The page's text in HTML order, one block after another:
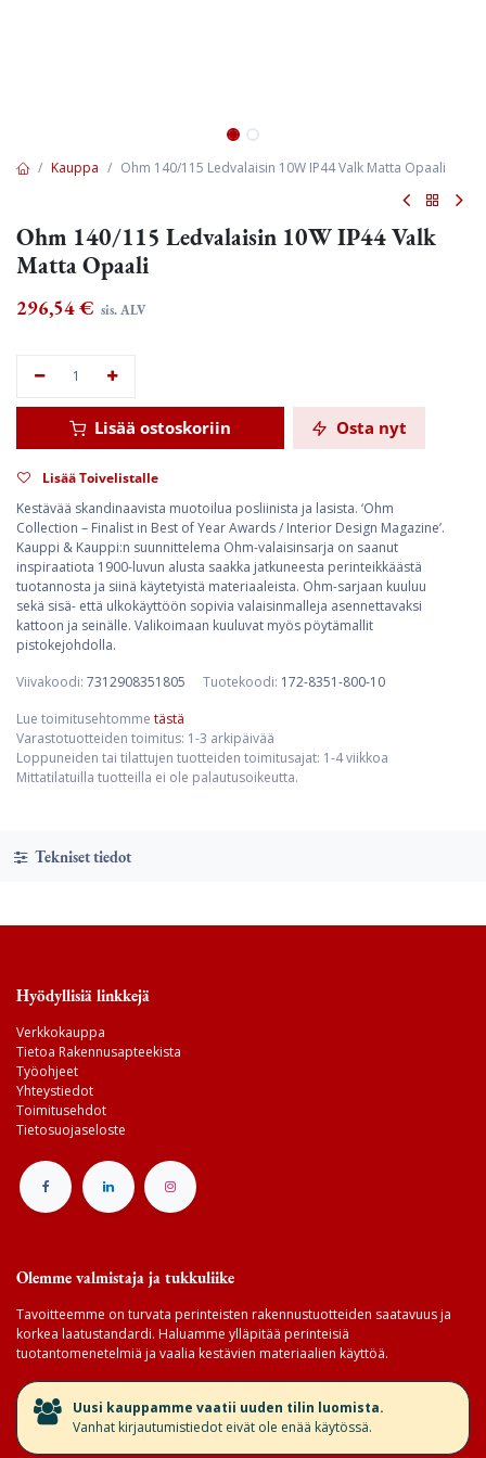
Kauppa Ohm 140/115 Ledvalaisin 10W IP44 Valk Matta Opaali
Ohm 140/115 Ledvalaisin 10W IP44 Valk
Matta Opaali
296,54€ sis. ALV
Lisää ostoskoriin Osta nyt
Lisää Toivelistalle
Kestävää skandinaavista muotoilua posliinista ja lasista. ‘Ohm
Collection – Finalist in Best of Year Awards / Interior Design Magazine’.
Kauppi & Kauppi:n suunnittelema Ohm-valaisinsarja on saanut
inspiraatiota 1900-luvun alusta saakka jatkuneesta perinteikkäästä
tuotannosta ja siinä käytetyistä materiaaleista. Ohm-sarjaan kuuluu
sekä sisä- että ulkokäyttöön sopivia valaisinmalleja asennettavaksi
kattoon ja seinälle. Valikoimaan kuuluvat myös pöytämallit
pistokejohdolla.
Viivakoodi: 7312908351805 Tuotekoodi: 172-8351-800-10
Lue toimitusehtomme tästä
Varastotuotteiden toimitus: 1-3 arkipäivää
Loppuneiden tai tilattujen tuotteiden toimitusajat: 1-4 viikkoa
Mittatilatuilla tuotteilla ei ole palautusoikeutta.
Tekniset tiedot
Hyödyllisiä linkkejä
Verkkokauppa
Tietoa Rakennusapteekista
Työohjeet
Yhteystiedot
Toimitusehdot
Tietosuojaseloste
Olemme valmistaja ja tukkuliike
Tavoitteemme on turvata perinteisten rakennustuotteiden saatavuus ja
korkea laatustandardi. Haluamme ylläpitää perinteisiä
tuotantomenetelmiä ja vaalia kestävien materiaalien käyttöä.
​Uusi kauppamme vaatii uuden tilin luomista.
Vanhat kirjautumistiedot eivät ole enää käytössä.